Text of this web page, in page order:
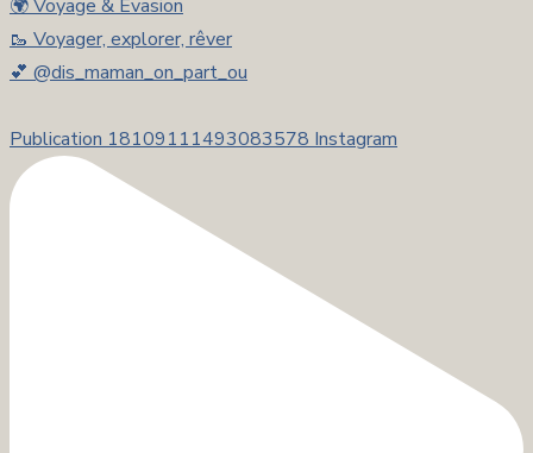
🌍 Voyage & Évasion
🥾 Voyager, explorer, rêver
💕 @dis_maman_on_part_ou
Publication 18109111493083578 Instagram